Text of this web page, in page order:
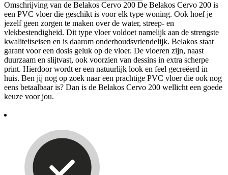
Omschrijving van de Belakos Cervo 200 De Belakos Cervo 200 is
een PVC vloer die geschikt is voor elk type woning. Ook hoef je
jezelf geen zorgen te maken over de water, streep- en
vlekbestendigheid. Dit type vloer voldoet namelijk aan de strengste
kwaliteitseisen en is daarom onderhoudsvriendelijk. Belakos staat
garant voor een dosis geluk op de vloer. De vloeren zijn, naast
duurzaam en slijtvast, ook voorzien van dessins in extra scherpe
print. Hierdoor wordt er een natuurlijk look en feel gecreëerd in
huis. Ben jij nog op zoek naar een prachtige PVC vloer die ook nog
eens betaalbaar is? Dan is de Belakos Cervo 200 wellicht een goede
keuze voor jou.